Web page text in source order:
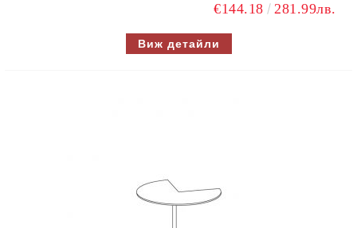
€144.18 281.99лв.
Виж детайли